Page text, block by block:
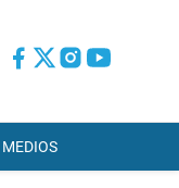
MEDIOS